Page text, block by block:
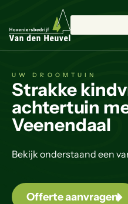
UW DROOMTUIN
Strakke
achtertuin
Veenendaal
Bekijk onderstaand een
Offerte aanvragen